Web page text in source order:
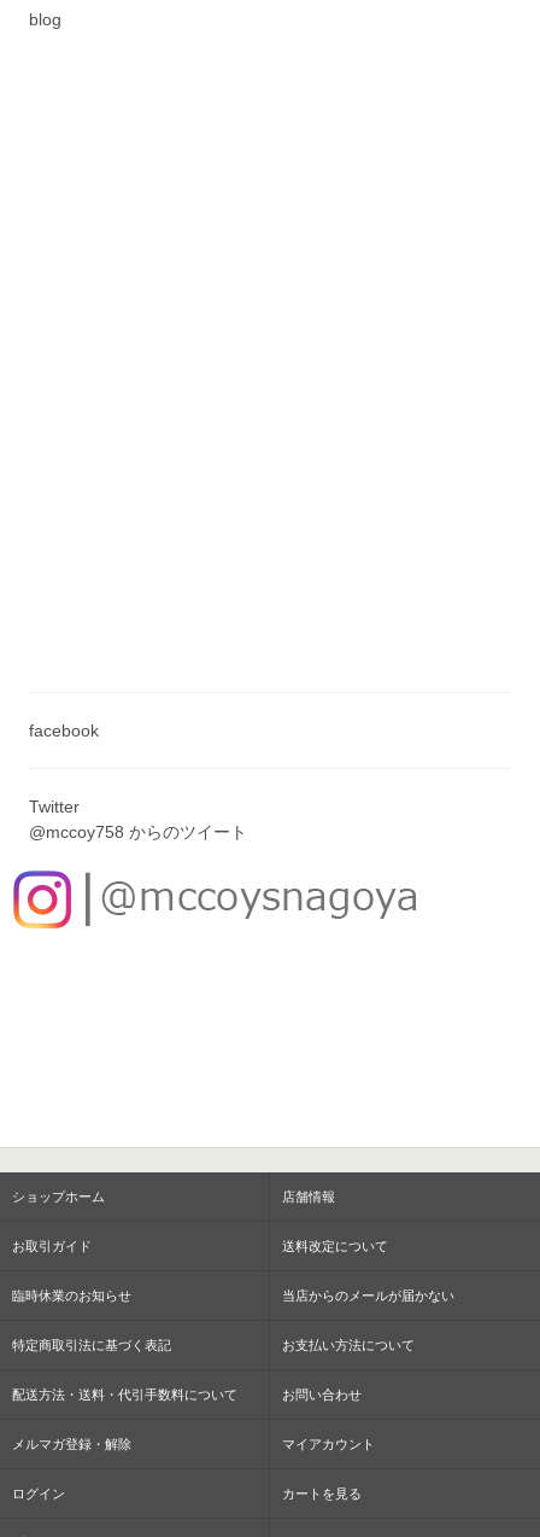
blog
facebook
Twitter
@mccoy758 からのツイート
ショップホーム 店舗情報
お取引ガイド 送料改定について
臨時休業のお知らせ 当店からのメールが届かない
特定商取引法に基づく表記 お支払い方法について
配送方法・送料・代引手数料について お問い合わせ
メルマガ登録・解除 マイアカウント
ログイン カートを見る